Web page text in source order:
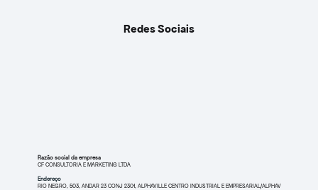
Razão social da empresa
CF CONSULTORIA E MARKETING LTDA
Endereço
RIO NEGRO, 503, ANDAR 23 CONJ 2301, ALPHAVILLE CENTRO INDUSTRIAL E EMPRESARIAL/ALPHAV
Redes Sociais